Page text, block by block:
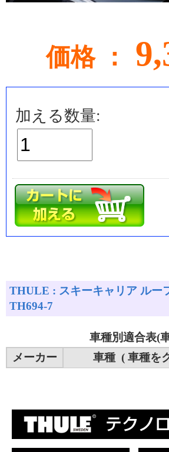
価格 ：
加える数量:
THULE : スキーキャリア ルー
TH694-7
車種別適合表(
メーカー
車種 ( 車種を